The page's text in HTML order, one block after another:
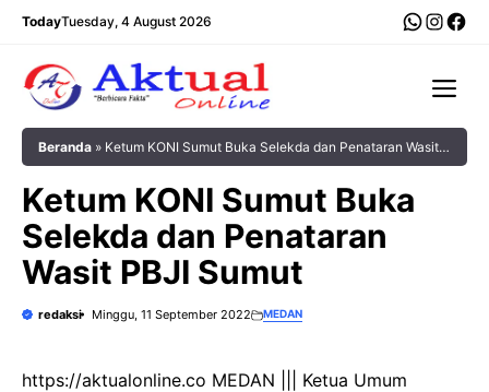
Langsung
TodayTuesday, 4 August 2026
Beranda » Ketum KONI Sumut Buka Selekda dan Penataran Wasit
Ketum KONI Sumut Buka
Selekda dan Penataran
Wasit PBJI Sumut
redaksi Minggu, 11 September 2022 MEDAN
https://aktualonline.co MEDAN ||| Ketua Umum